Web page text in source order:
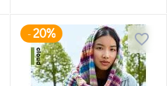
-20%